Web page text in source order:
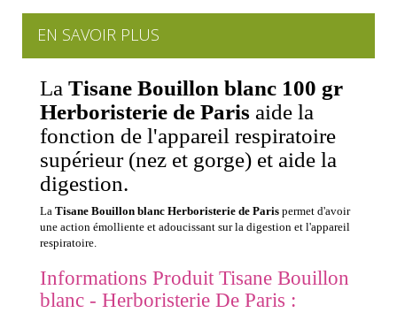
EN SAVOIR PLUS
La Tisane Bouillon blanc 100 gr
Herboristerie de Paris aide la
fonction de l'appareil respiratoire
supérieur (nez et gorge) et aide la
digestion.
La Tisane Bouillon blanc Herboristerie de Paris permet d'avoir
une action émolliente et adoucissant sur la digestion et l'appareil
respiratoire.
Informations Produit Tisane Bouillon
blanc - Herboristerie De Paris :